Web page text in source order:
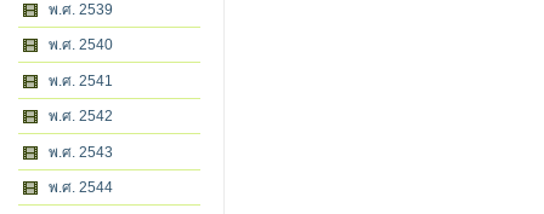
พ.ศ. 2539
พ.ศ. 2540
พ.ศ. 2541
พ.ศ. 2542
พ.ศ. 2543
พ.ศ. 2544